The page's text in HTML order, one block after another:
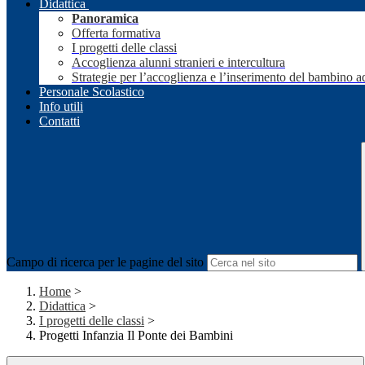
Didattica
Panoramica
Offerta formativa
I progetti delle classi
Accoglienza alunni stranieri e intercultura
Strategie per l’accoglienza e l’inserimento del bambino
Personale Scolastico
Info utili
Contatti
Campo di ricerca per le pagine del sito
Home >
Didattica >
I progetti delle classi >
Progetti Infanzia Il Ponte dei Bambini